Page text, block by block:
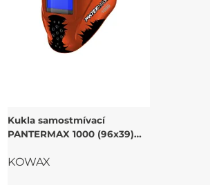
Kukla samostmívací
PANTERMAX 1000 (96x39)
KOWAX